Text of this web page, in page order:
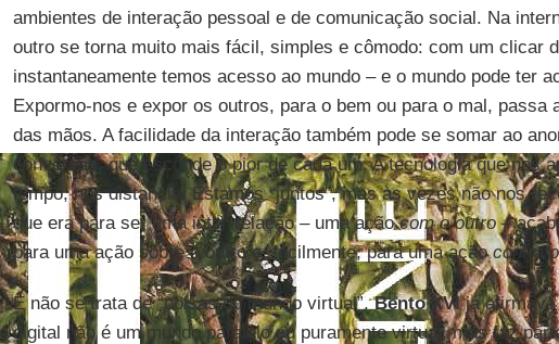
ambientes de interação pessoal e de comunicação social. Na
outro se torna muito mais fácil, simples e cômodo: com um clicar
instantaneamente temos acesso ao mundo – e o mundo pode ter
Expormo-nos e expor os outros, para o bem ou para o mal, passa
das mãos. A facilidade da interação também pode se somar ao
conversas, que esconde o pior de cada um. A tecnologia que nos
tempo, nos distancia. Estamos “juntos”, mas às vezes não nos
que era para ser uma inter-relação – uma açãocom o outro–
para uma ação sobre o outro e, facilmente, para uma açãocontra
E não se trata de “coisas do mundo virtual”.Bento XVIjá afirmava
digital não é um mundo paralelo ou puramente virtual, mas faz